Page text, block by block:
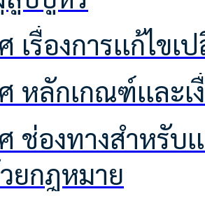
ศ เรื่องการเเก้ไ
ศ หลักเกณฑ์เเล
ยกฎหมาย